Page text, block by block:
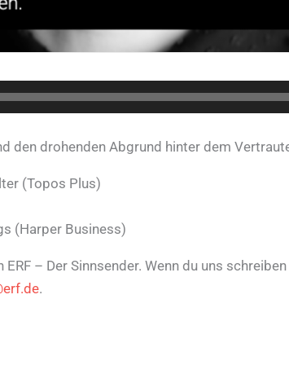
den drohenden Abgrund hinter dem
(Topos Plus)
(Harper Business)
– Der Sinnsender. Wenn du uns
.